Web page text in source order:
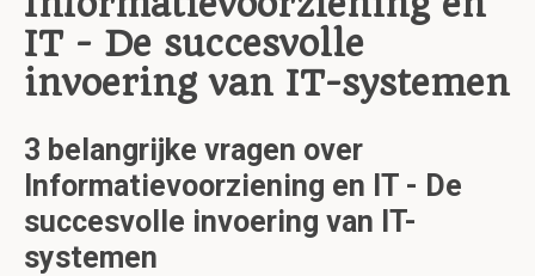
IT - De succesvolle
invoering van IT-systemen
3 belangrijke vragen over
Informatievoorziening en IT - De
succesvolle invoering van IT-
systemen